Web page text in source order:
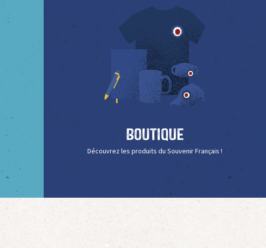
Boutique
Découvrez les produits du Souvenir Français !